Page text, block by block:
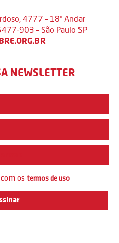
4777 – 18º Andar
903 – São Paulo SP
NEWSLETTER
os termos de uso